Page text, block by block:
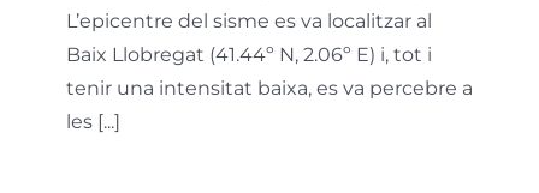
L’epicentre del sisme es va localitzar al
Baix Llobregat (41.44º N, 2.06º E) i, tot i
tenir una intensitat baixa, es va percebre a
les [...]